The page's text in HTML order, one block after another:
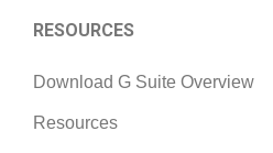
RESOURCES
Download G Suite Overview
Resources